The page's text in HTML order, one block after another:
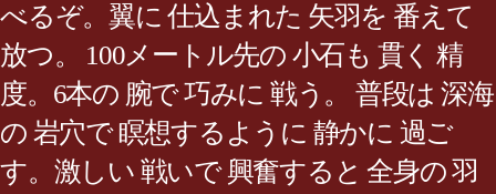
べるぞ。翼に 仕込まれた 矢羽を 番えて
放つ。 100メートル先の 小石も 貫く 精
度。6本の 腕で 巧みに 戦う。 普段は 深海
の 岩穴で 瞑想するように 静かに 過ご
す。激しい 戦いで 興奮すると 全身の 羽